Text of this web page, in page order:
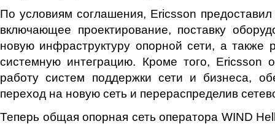
По условиям соглашения, Ericsson
включающее проектирование, поставку
новую инфраструктуру опорной сети, а также
системную интеграцию. Кроме того, Ericsson
работу систем поддержки сети и бизнеса,
переход на новую сеть и перераспределив
Теперь общая опорная сеть оператора WIND